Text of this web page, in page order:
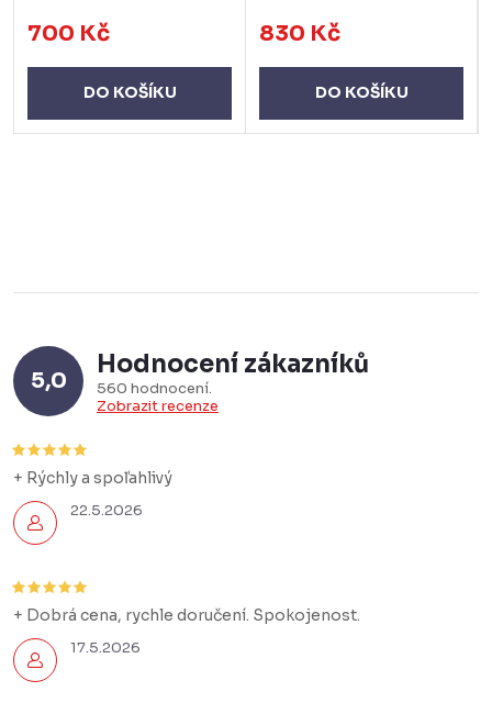
700 Kč
DO KOŠÍKU
830 Kč
DO KOŠÍKU
5,0
Hodnocení zákazníků
560 hodnocení
Zobrazit recenze
22.5.2026
+ Rýchly a spoľahlivý
17.5.2026
+ Dobrá cena, rychle doručení. Spokojenost.